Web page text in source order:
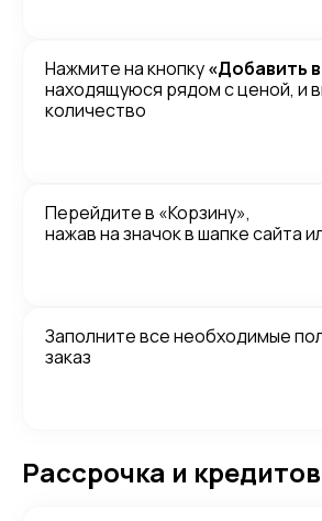
Нажмите на кнопку«Добавить
находящуюся рядом с ценой, и
количество
Перейдите в «Корзину»,
нажав на значок в шапке сайта
Заполните все необходимые
заказ
Рассрочка и